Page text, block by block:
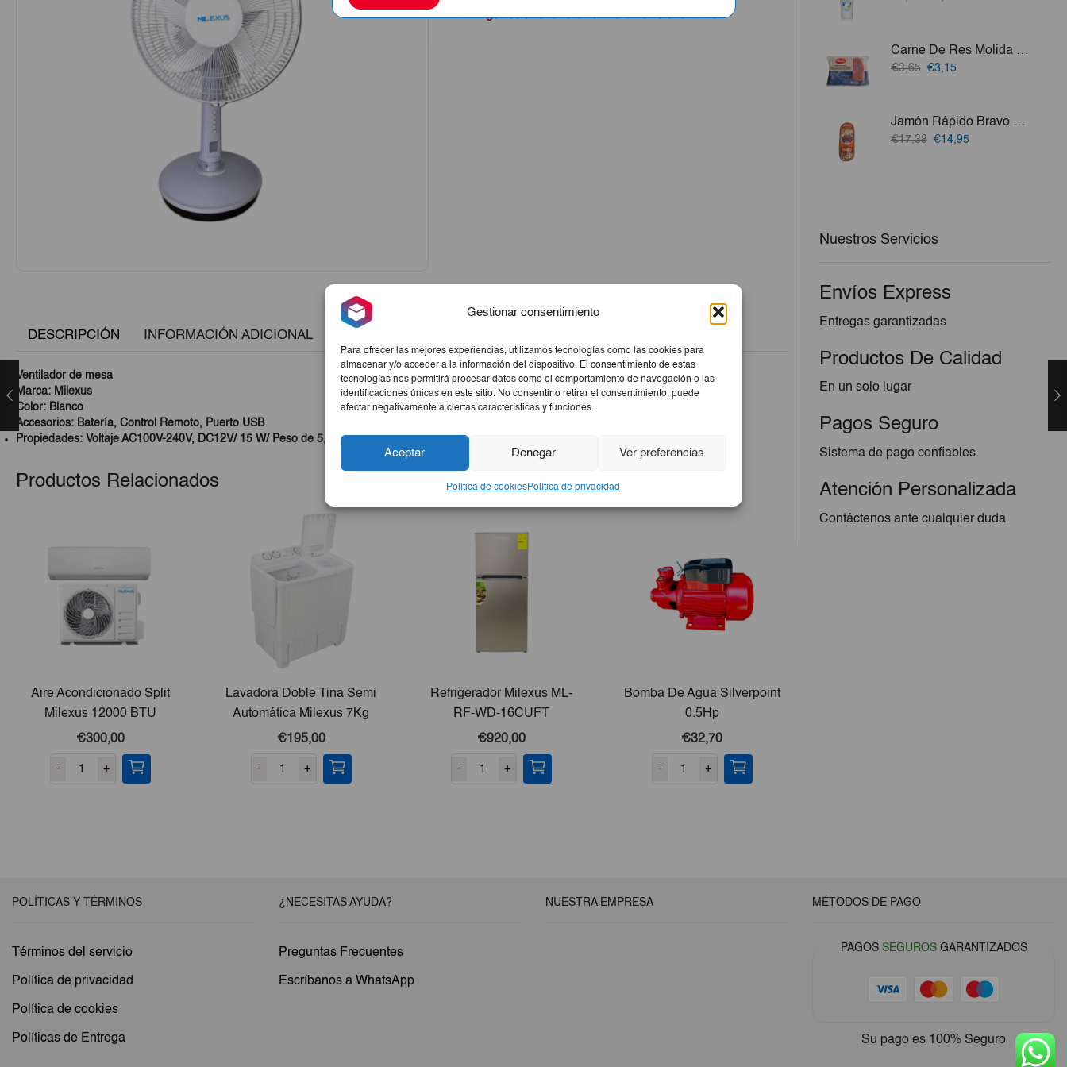
Gestionar consentimiento
Para ofrecer las mejores experiencias, utilizamos tecnologías como las cookies para
almacenar y/o acceder a la información del dispositivo. El consentimiento de estas
tecnologías nos permitirá procesar datos como el comportamiento de navegación o las
identificaciones únicas en este sitio. No consentir o retirar el consentimiento, puede
afectar negativamente a ciertas características y funciones.
Aceptar Denegar Ver preferencias
Política de cookiesPolítica de privacidad
€52,00.€48,00.
La imagen sólo tiene carácter meramente orientativo.
DESCRIPCIÓN INFORMACIÓN ADICIONAL
Ventilador de mesa
Marca: Milexus
Color: Blanco
Accesorios: Batería, Control Remoto, Puerto USB
Propiedades: Voltaje AC100V-240V, DC12V/ 15 W/ Peso de 5,4g
Productos Relacionados
Aire Acondicionado Split
Milexus 12000 BTU
€300,00
- +
Lavadora Doble Tina Semi
Automática Milexus 7Kg
€195,00
- +
Refrigerador Milexus ML-
RF-WD-16CUFT
€920,00
- +
Bomba De Agua Silverpoint
0.5Hp
€32,70
- +
€2,60.€2,34.
Carne De Res Molida Plena 500g
€3,65 El
€3,65.
€3,15El
€3,15.
Jamón Rápido Bravo 2kg
€17,38 El
€14,95El
Nuestros Servicios
Envíos Express
Entregas garantizadas
Productos De Calidad
En un solo lugar
Pagos Seguro
Sistema de pago confiables
Atención Personalizada
Contáctenos ante cualquier duda
POLÍTICAS Y TÉRMINOS
Términos del servicio
Política de privacidad
Política de cookies
Políticas de Entrega
¿NECESITAS AYUDA?
Preguntas Frecuentes
Escríbanos a WhatsApp
NUESTRA EMPRESA MÉTODOS DE PAGO
PAGOS SEGUROSGARANTIZADOS
Su pago es 100% Seguro